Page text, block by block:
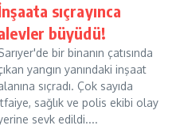
sıçrayınca
büyüdü!
bir binanın çatısında
yangın yanındaki inşaat
sıçradı. Çok sayıda
sağlık ve polis ekibi olay
sevk edildi....